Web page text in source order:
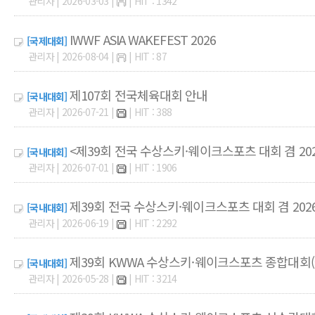
[국제대회] IWWF ASIA WAKEFEST 2026
관리자 | 2026-08-04 | | HIT : 87
[국내대회]제107회 전국체육대회 안내
관리자 | 2026-07-21 | | HIT : 388
[국내대회] <제39회 전국 수상스키·웨이크스포츠 대회 겸
관리자 | 2026-07-01 | | HIT : 1906
[국내대회]제39회 전국 수상스키·웨이크스포츠 대회 겸
관리자 | 2026-06-19 | | HIT : 2292
[국내대회]제39회 KWWA 수상스키·웨이크스포츠 종합대
관리자 | 2026-05-28 | | HIT : 3214